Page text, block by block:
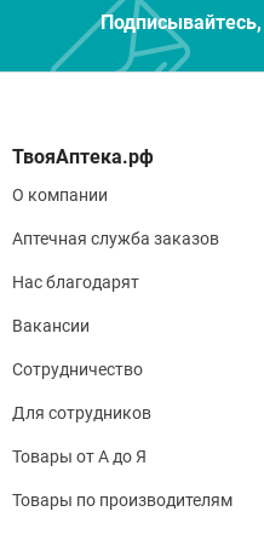
О компании
Аптечная служба заказов
Нас благодарят
Вакансии
Сотрудничество
Для сотрудников
Товары от А до Я
Товары по производителям